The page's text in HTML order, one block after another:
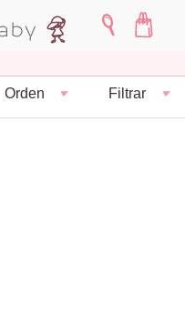
Orden Filtrar